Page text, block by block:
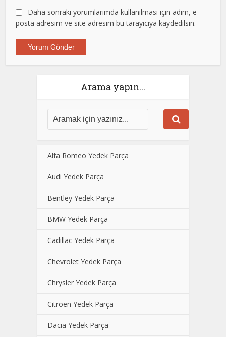
Daha sonraki yorumlarımda kullanılması için adım, e-
posta adresim ve site adresim bu tarayıcıya kaydedilsin.
Arama yapın…
Alfa Romeo Yedek Parça
Audi Yedek Parça
Bentley Yedek Parça
BMW Yedek Parça
Cadillac Yedek Parça
Chevrolet Yedek Parça
Chrysler Yedek Parça
Citroen Yedek Parça
Dacia Yedek Parça